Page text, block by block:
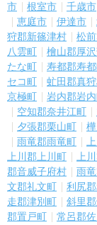
市
根室市 千歳市
恵庭市
伊達市
狩郡新篠津村
松
八雲町
檜山郡厚
たな町
寿都郡寿
セコ町
虻田郡真
京極町
岩内郡岩
空知郡奈井江町
夕張郡栗山町
雨竜郡雨竜町
上川郡上川町
上
郡音威子府村
雨
文郡礼文町
利尻
走郡津別町
斜里
郡置戸町
常呂郡